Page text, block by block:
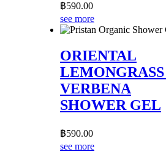
฿590.00
see more
ORIENTAL
VERBENA
SHOWER GEL
฿590.00
see more